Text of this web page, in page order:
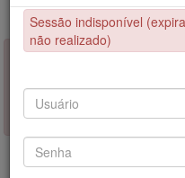
NÃO FOI POSSÍVEL
Sessão indisponível
realizado)
Sessão indisponível
não realizado)